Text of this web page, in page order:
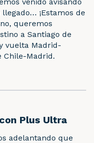
¡Estamos de
queremos
a Santiago de
vuelta Madrid-
Chile-Madrid.
Plus Ultra
adelantando que